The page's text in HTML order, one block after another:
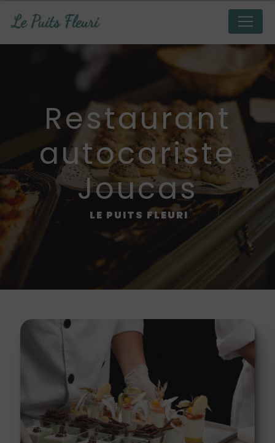
restaurant
autocariste
Joucas
LE PUITS FLEURI